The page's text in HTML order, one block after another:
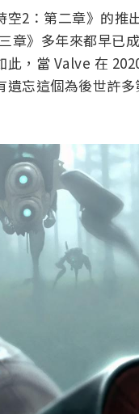
2：第二章》的推
章》多年來都早已
，當 Valve 在
忘這個為後世許